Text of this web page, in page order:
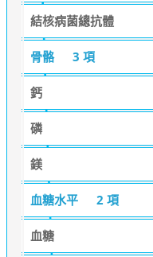
結核病菌總抗體
骨骼 3 項
鈣
磷
鎂
血糖水平 2 項
血糖